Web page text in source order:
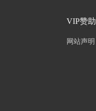
VIP赞助
网站声明